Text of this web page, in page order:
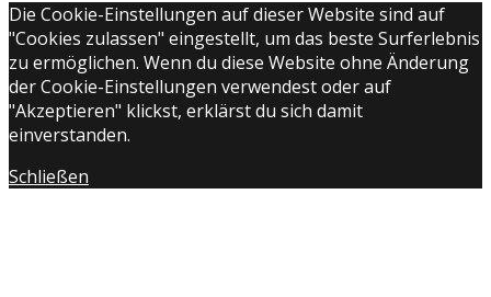
Die Cookie-Einstellungen auf dieser Website sind auf
"Cookies zulassen" eingestellt, um das beste Surferlebnis
zu ermöglichen. Wenn du diese Website ohne Änderung
der Cookie-Einstellungen verwendest oder auf
"Akzeptieren" klickst, erklärst du sich damit
einverstanden.
Schließen